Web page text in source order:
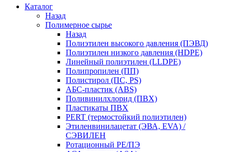
Каталог
Назад
Полимерное сырье
Назад
Полиэтилен высокого давления (ПЭВД)
Полиэтилен низкого давления (HDPE)
Линейный полиэтилен (LLDPE)
Полипропилен (ПП)
Полистирол (ПС, PS)
АБС-пластик (ABS)
Поливинилхлорид (ПВХ)
Пластикаты ПВХ
PERT (термостойкий полиэтилен)
Этиленвинилацетат (ЭВА, EVA) /
СЭВИЛЕН
Ротационный PE/ПЭ